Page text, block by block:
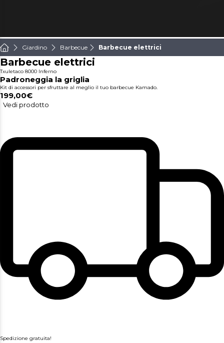
Giardino Barbecue Barbecue elettrici
Barbecue elettrici
Txuletaco 8000 Inferno
Padroneggia la griglia
Kit di accessori per sfruttare al meglio il tuo barbecue Kamado.
199,00€
Vedi prodotto
Spedizione gratuita!